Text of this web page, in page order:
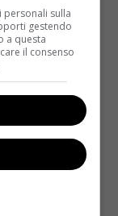
sulla
gestendo
a questa
il consenso